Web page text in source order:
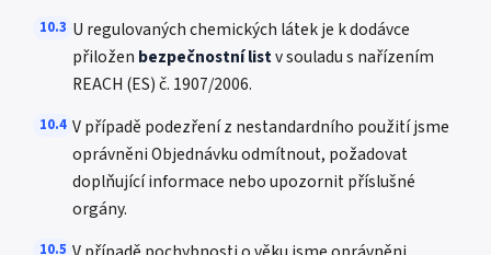
10.3 U regulovaných chemických látek je k dodávce
přiložen bezpečnostní listv souladu s nařízením
REACH (ES) č. 1907/2006.
10.4 V případě podezření z nestandardního použití jsme
oprávněni Objednávku odmítnout, požadovat
doplňující informace nebo upozornit příslušné
orgány.
10.5